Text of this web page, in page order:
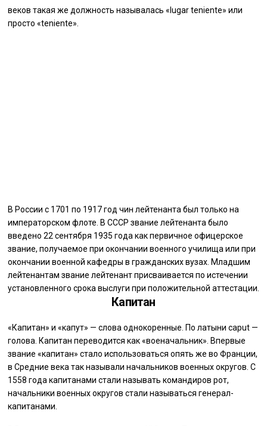
веков такая же должность называлась «lugar teniente» или
просто «teniente».
В России с 1701 по 1917 год чин лейтенанта был только на
императорском флоте. В СССР звание лейтенанта было
введено 22 сентября 1935 года как первичное офицерское
звание, получаемое при окончании военного училища или при
окончании военной кафедры в гражданских вузах. Младшим
лейтенантам звание лейтенант присваивается по истечении
установленного срока выслуги при положительной аттестации.
Капитан
«Капитан» и «капут» — слова однокоренные. По латыни caput —
голова. Капитан переводится как «военачальник». Впервые
звание «капитан» стало использоваться опять же во Франции,
в Средние века так называли начальников военных округов. С
1558 года капитанами стали называть командиров рот,
начальники военных округов стали называться генерал-
капитанами.